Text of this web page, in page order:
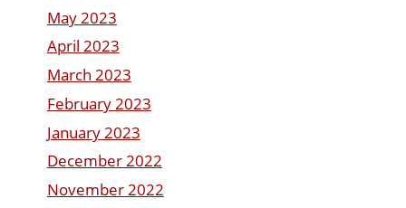
May 2023
April 2023
March 2023
February 2023
January 2023
December 2022
November 2022